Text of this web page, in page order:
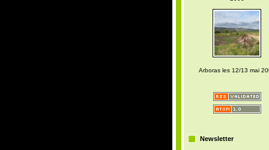
Arboras les 12/13 mai
Newsletter